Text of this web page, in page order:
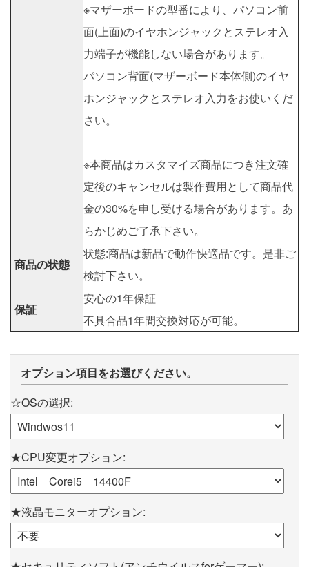
※マザーボードの型番により、パソコン前
面(上面)のイヤホンジャックとステレオ入
力端子が機能しない場合があります。
パソコン背面(マザーボード本体側)のイヤ
ホンジャックとステレオ入力をお使いくだ
さい。
※本商品はカスタマイズ商品につき注文確
定後のキャンセルは製作費用として商品代
金の30%を申し受ける場合があります。あ
らかじめご了承下さい。
商品の状態
状態:商品は新品で動作快適品です。是非ご
検討下さい。
保証
安心の1年保証
不具合品1年間交換対応が可能。
オプション項目をお選びください。
☆OSの選択:
★CPU変更オプション:
★液晶モニターオプション: